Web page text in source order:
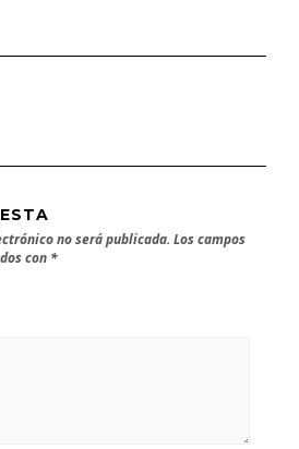
no será publicada. Los campos
con *